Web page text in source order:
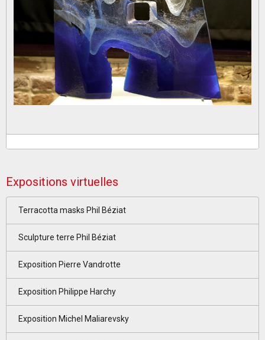
Expositions virtuelles
Terracotta masks Phil Béziat
Sculpture terre Phil Béziat
Exposition Pierre Vandrotte
Exposition Philippe Harchy
Exposition Michel Maliarevsky